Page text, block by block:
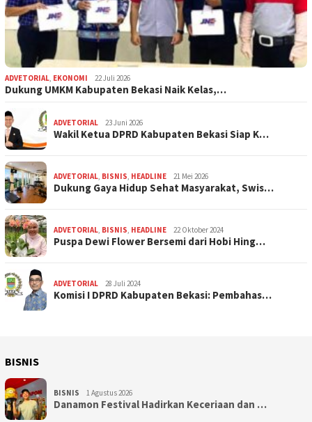
ADVETORIAL EKONOMI 22 Juli 2026
Dukung UMKM Kabupaten Bekasi Naik Kelas,…
ADVETORIAL 23 Juni 2026
Wakil Ketua DPRD Kabupaten Bekasi Siap K…
ADVETORIAL BISNIS HEADLINE 21 Mei 2026
Dukung Gaya Hidup Sehat Masyarakat, Swis…
ADVETORIAL BISNIS HEADLINE 22 Oktober 2024
Puspa Dewi Flower Bersemi dari Hobi Hing…
ADVETORIAL 28 Juli 2024
Komisi I DPRD Kabupaten Bekasi: Pembahas…
BISNIS
BISNIS 1 Agustus 2026
Danamon Festival Hadirkan Keceriaan dan …